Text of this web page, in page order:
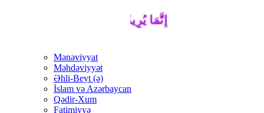
إِنَّمَا يُرِيدُ اللَّهُ لِيُذْهِبَ عَنْكُمُ
Mənəviyyat
Məhdəviyyət
Əhli-Beyt (ə)
İslam və Azərbaycan
Qədir-Xum
Fatimiyyə